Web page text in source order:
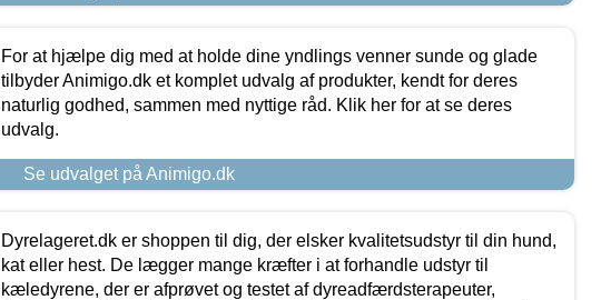
For at hjælpe dig med at holde dine yndlings venner sunde og glade
tilbyder Animigo.dk et komplet udvalg af produkter, kendt for deres
naturlig godhed, sammen med nyttige råd. Klik her for at se deres
udvalg.
Se udvalget på Animigo.dk
Dyrelageret.dk er shoppen til dig, der elsker kvalitetsudstyr til din hund,
kat eller hest. De lægger mange kræfter i at forhandle udstyr til
kæledyrene, der er afprøvet og testet af dyreadfærdsterapeuter,